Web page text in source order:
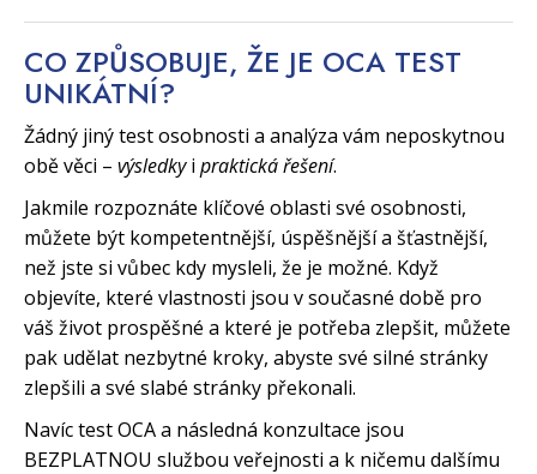
CO ZPŮSOBUJE, ŽE JE OCA TEST
UNIKÁTNÍ?
Žádný jiný test osobnosti a analýza vám neposkytnou
obě věci – výsledkyi praktická řešení.
Jakmile rozpoznáte klíčové oblasti své osobnosti,
můžete být kompetentnější, úspěšnější a šťastnější,
než jste si vůbec kdy mysleli, že je možné. Když
objevíte, které vlastnosti jsou v současné době pro
váš život prospěšné a které je potřeba zlepšit, můžete
pak udělat nezbytné kroky, abyste své silné stránky
zlepšili a své slabé stránky překonali.
Navíc test OCA a následná konzultace jsou
BEZPLATNOU službou veřejnosti a k ničemu dalšímu